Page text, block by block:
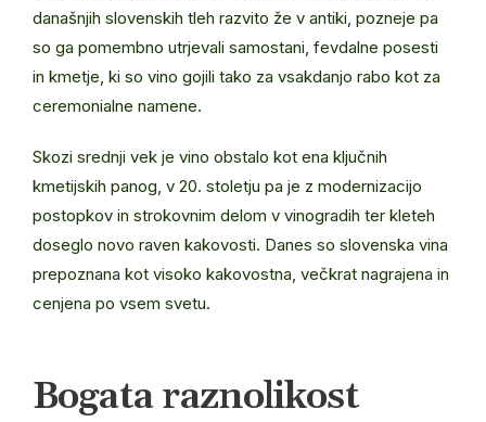
današnjih slovenskih tleh razvito že v antiki, pozneje pa
so ga pomembno utrjevali samostani, fevdalne posesti
in kmetje, ki so vino gojili tako za vsakdanjo rabo kot za
ceremonialne namene.
Skozi srednji vek je vino obstalo kot ena ključnih
kmetijskih panog, v 20. stoletju pa je z modernizacijo
postopkov in strokovnim delom v vinogradih ter kleteh
doseglo novo raven kakovosti. Danes so slovenska vina
prepoznana kot visoko kakovostna, večkrat nagrajena in
cenjena po vsem svetu.
Bogata raznolikost